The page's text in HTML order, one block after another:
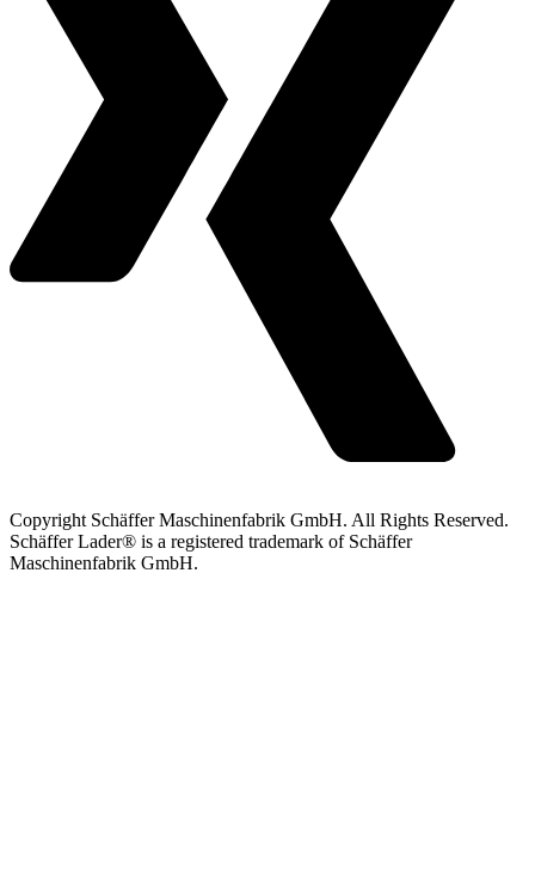
Copyright Schäffer Maschinenfabrik GmbH. All Rights Reserved.
Schäffer Lader® is a registered trademark of Schäffer
Maschinenfabrik GmbH.